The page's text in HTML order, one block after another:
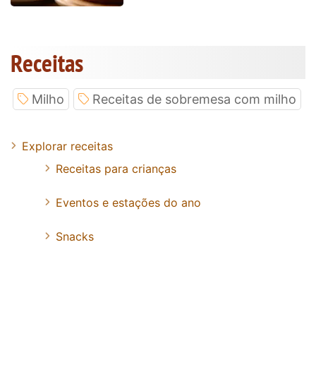
Receitas
Milho Receitas de sobremesa com milho
Explorar receitas
Receitas para crianças
Eventos e estações do ano
Snacks